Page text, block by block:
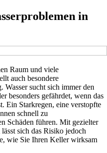
in
Raum und viele
auch besondere
Wasser sucht sich immer den
besonders gefährdet, wenn das
Ein Starkregen, eine verstopfte
schnell zu
Schäden führen. Mit gezielter
sich das Risiko jedoch
wie Sie Ihren Keller wirksam